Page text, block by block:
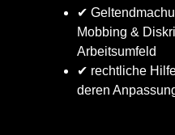
✔
Mobbing &
Arbeitsumfeld
✔ rechtliche
deren